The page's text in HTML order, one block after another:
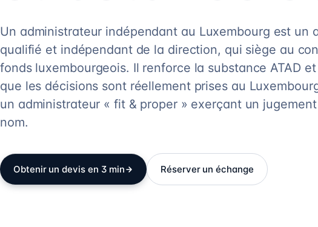
Un administrateur indépendant au Luxembourg est un
qualifié et indépendant de la direction, qui siège au
fonds luxembourgeois. Il renforce la substance ATAD
que les décisions sont réellement prises au
un administrateur « fit & proper » exerçant un
nom.
Obtenir un devis en 3 min Réserver un échange